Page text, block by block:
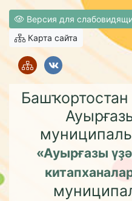
Версия для
Карта сайта
«Ауырғазы